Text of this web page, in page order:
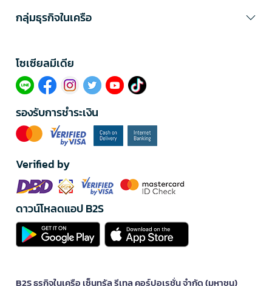
กลุ่มธุรกิจในเครือ
โซเซียลมีเดีย​
รองรับการชำระเงิน
Verified by
ดาวน์โหลดแอป B2S
B2S ธุรกิจในเครือ เซ็นทรัล รีเทล คอร์ปอเรชั่น จำกัด (มหาชน)